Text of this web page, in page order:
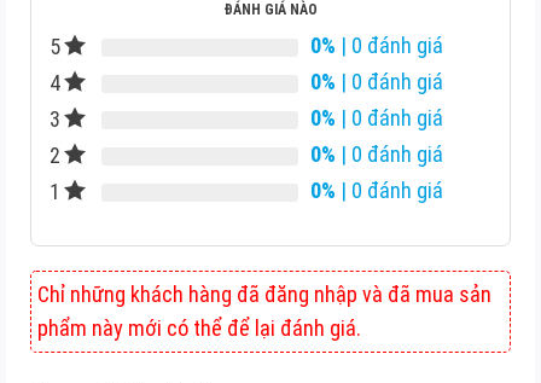
ĐÁNH GIÁ NÀO
5 0% | 0 đánh giá
4
0% | 0 đánh giá
3
0% | 0 đánh giá
2
0% | 0 đánh giá
1
0% | 0 đánh giá
Chỉ những khách hàng đã đăng nhập và đã mua sản
phẩm này mới có thể để lại đánh giá.